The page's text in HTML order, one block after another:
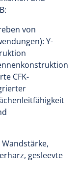
von
Y-
CFK-
gesleevte